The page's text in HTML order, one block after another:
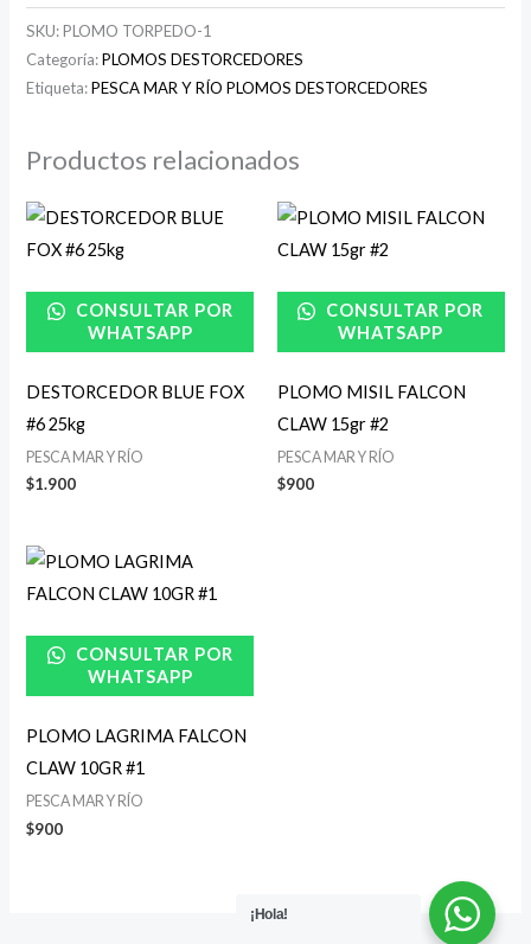
SKU:PLOMO TORPEDO-1
Categoría:PLOMOS DESTORCEDORES
Etiqueta:PESCA MAR Y RÍO PLOMOS DESTORCEDORES
Productos relacionados
CONSULTAR POR
WHATSAPP
DESTORCEDOR BLUE FOX
#6 25kg
PESCA MAR Y RÍO
$1.900
CONSULTAR POR
WHATSAPP
PLOMO MISIL FALCON
CLAW 15gr #2
PESCA MAR Y RÍO
$900
CONSULTAR POR
WHATSAPP
PLOMO LAGRIMA FALCON
CLAW 10GR #1
PESCA MAR Y RÍO
$900
¡Hola!